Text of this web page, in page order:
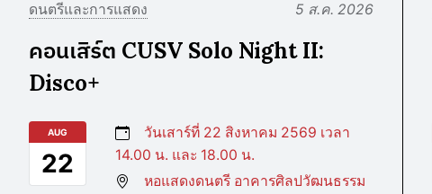
ดนตรีและการแสดง 5 ส.ค. 2026
คอนเสิร์ต CUSV Solo Night II:
Disco+
AUG
22
วันเสาร์ที่ 22 สิงหาคม 2569 เวลา
14.00 น. และ 18.00 น.
หอแสดงดนตรี อาคารศิลปวัฒนธรรม